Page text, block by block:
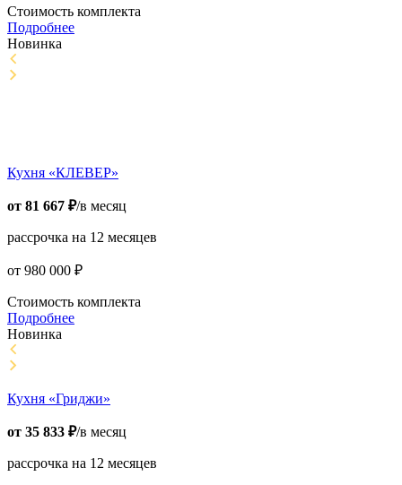
Стоимость комплекта
Подробнее
Новинка
Кухня «КЛЕВЕР»
от 81 667 ₽/в месяц
рассрочка на 12 месяцев
от 980 000 ₽
Стоимость комплекта
Подробнее
Новинка
Кухня «Гриджи»
от 35 833 ₽/в месяц
рассрочка на 12 месяцев